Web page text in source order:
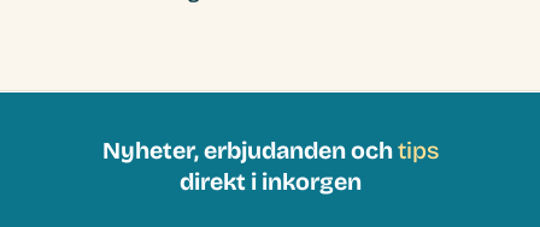
Nyheter, erbjudanden ochtips
direkt i inkorgen